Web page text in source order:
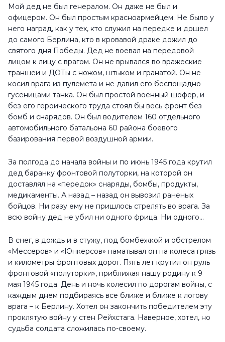
Мой дед не был генералом. Он даже не был и
офицером. Он был простым красноармейцем. Не было у
него наград, как у тех, кто служил на передке и дошел
до самого Берлина, кто в кровавой драке дожил до
святого дня Победы. Дед не воевал на передовой
лицом к лицу с врагом. Он не врывался во вражеские
траншеи и ДОТы с ножом, штыком и гранатой. Он не
косил врага из пулемета и не давил его беспощадно
гусеницами танка. Он был простой военный шофер, и
без его героического труда стоял бы весь фронт без
бомб и снарядов. Он был водителем 160 отдельного
автомобильного батальона 60 района боевого
базирования первой воздушной армии.
За полгода до начала войны и по июнь 1945 года крутил
дед баранку фронтовой полуторки, на которой он
доставлял на «передок» снаряды, бомбы, продукты,
медикаменты. А назад – назад он вывозил раненых
бойцов. Ни разу ему не пришлось стрелять во врага. За
всю войну дед не убил ни одного фрица. Ни одного...
В снег, в дождь и в стужу, под бомбежкой и обстрелом
«Мессеров» и «Юнкерсов» наматывал он на колеса грязь
и километры фронтовых дорог. Пять лет крутил он руль
фронтовой «полуторки», приближая нашу родину к 9
мая 1945 года. День и ночь колесил по дорогам войны, с
каждым днем подбираясь все ближе и ближе к логову
врага – к Берлину. Хотел он закончить победителем эту
проклятую войну у стен Рейхстага. Наверное, хотел, но
судьба солдата сложилась по-своему.